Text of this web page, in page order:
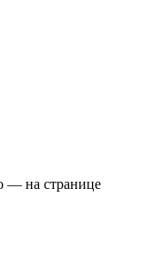
— на странице